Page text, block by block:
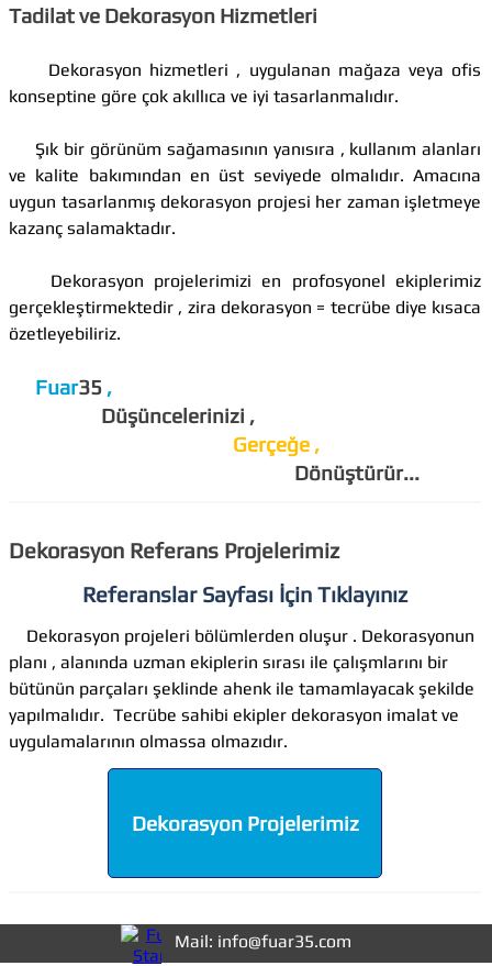
Tadilat ve Dekorasyon Hizmetleri
Dekorasyon hizmetleri , uygulanan mağaza veya ofis
konseptine göre çok akıllıca ve iyi tasarlanmalıdır.
Şık bir görünüm sağamasının yanısıra , kullanım alanları
ve kalite bakımından en üst seviyede olmalıdır. Amacına
uygun tasarlanmış dekorasyon projesi her zaman işletmeye
kazanç salamaktadır.
Dekorasyon projelerimizi en profosyonel ekiplerimiz
gerçekleştirmektedir , zira dekorasyon = tecrübe diye kısaca
özetleyebiliriz.
Fuar35 ,
Düşüncelerinizi ,
Gerçeğe ,
Dönüştürür...
Dekorasyon Referans Projelerimiz
Referanslar Sayfası İçin Tıklayınız
Dekorasyon projeleri bölümlerden oluşur . Dekorasyonun
planı , alanında uzman ekiplerin sırası ile çalışmlarını bir
bütünün parçaları şeklinde ahenk ile tamamlayacak şekilde
yapılmalıdır. Tecrübe sahibi ekipler dekorasyon imalat ve
uygulamalarının olmassa olmazıdır.
Dekorasyon Projelerimiz
Mail: info@fuar35.com